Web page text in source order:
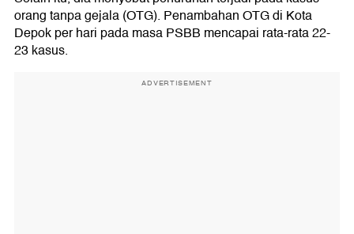
orang tanpa gejala (OTG). Penambahan OTG di Kota
Depok per hari pada masa PSBB mencapai rata-rata 22-
23 kasus.
ADVERTISEMENT